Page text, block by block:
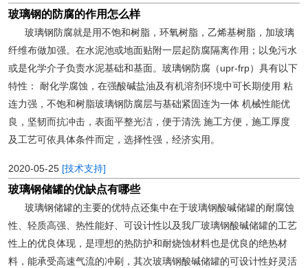
玻璃钢的防腐的作用怎么样
玻璃钢防腐就是用不饱和树脂，环氧树脂，乙烯基树脂，加玻璃
纤维布做加强。在水泥池或地面贴附一层起防腐隔离作用；以免污水
或是化学介子负责水泥基础和基面。玻璃钢防腐（upr-frp）具有以下
特性： 耐化学腐蚀，在强酸碱盐油及有机溶剂环境中可长期使用 粘
连力强，不饱和树脂玻璃钢防腐层与基础紧固连为一体 机械性能优
良，坚韧而抗冲击，表面平整光洁，便于清洗 施工方便，施工厚度
及工艺可依具体条件而定，选择性强，经济实用。
2020-05-25 [技术支持]
玻璃钢储罐的优缺点有哪些
玻璃钢储罐的主要的优特点还集中在于玻璃钢酸碱储罐的耐腐蚀
性、轻质高强、热性能好、可设计性以及我厂玻璃钢酸碱储罐的工艺
性上的优良体现，是理想的热防护和耐烧蚀材料也是优良的绝热材
料，能承受高速气流的冲刷，其次玻璃钢酸碱储罐的可设计性好灵活